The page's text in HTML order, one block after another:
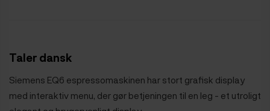
Taler dansk
Siemens EQ6 espressomaskinen har stort grafisk display
med interaktiv menu, der gør betjeningen til en leg - et utroligt